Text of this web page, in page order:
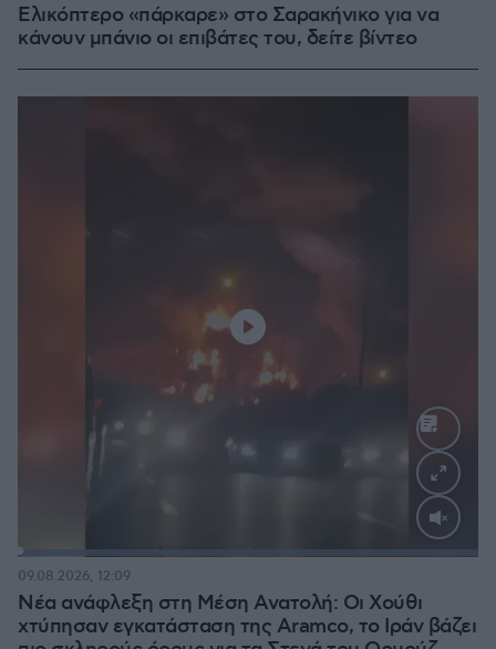
Ελικόπτερο «πάρκαρε» στο Σαρακήνικο για να
κάνουν μπάνιο οι επιβάτες του, δείτε βίντεο
Νέα ανάφλεξη στη Μέση Ανατολή: Οι Χούθι
χτύπησαν εγκατάσταση της Aramco, το Ιράν βάζει
09.08.2026, 12:09